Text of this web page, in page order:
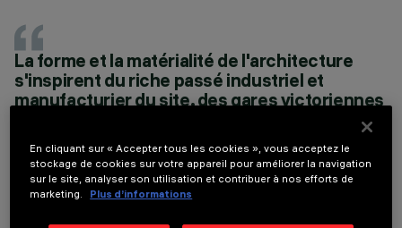
2021
CONCEPTION
ARCHITECTURALE
D’ÉCLAIRAGE
STUDIOFRACTAL
La forme et la matérialité de l'architecture
s'inspirent du riche passé industriel et
manufacturier du site, des gares victoriennes
et des canaux et voies navigables historiques.
De même, la stratégie d'éclairage conçue par
notre studio cherche à mettre en valeur les
formes, les rythmes et les textures, en reliant
l'architecture au paysage et au contexte
En cliquant sur « Accepter tous les cookies », vous acceptez le
stockage de cookies sur votre appareil pour améliorer la navigation
sur le site, analyser son utilisation et contribuer à nos efforts de
marketing.
Plus d’informations